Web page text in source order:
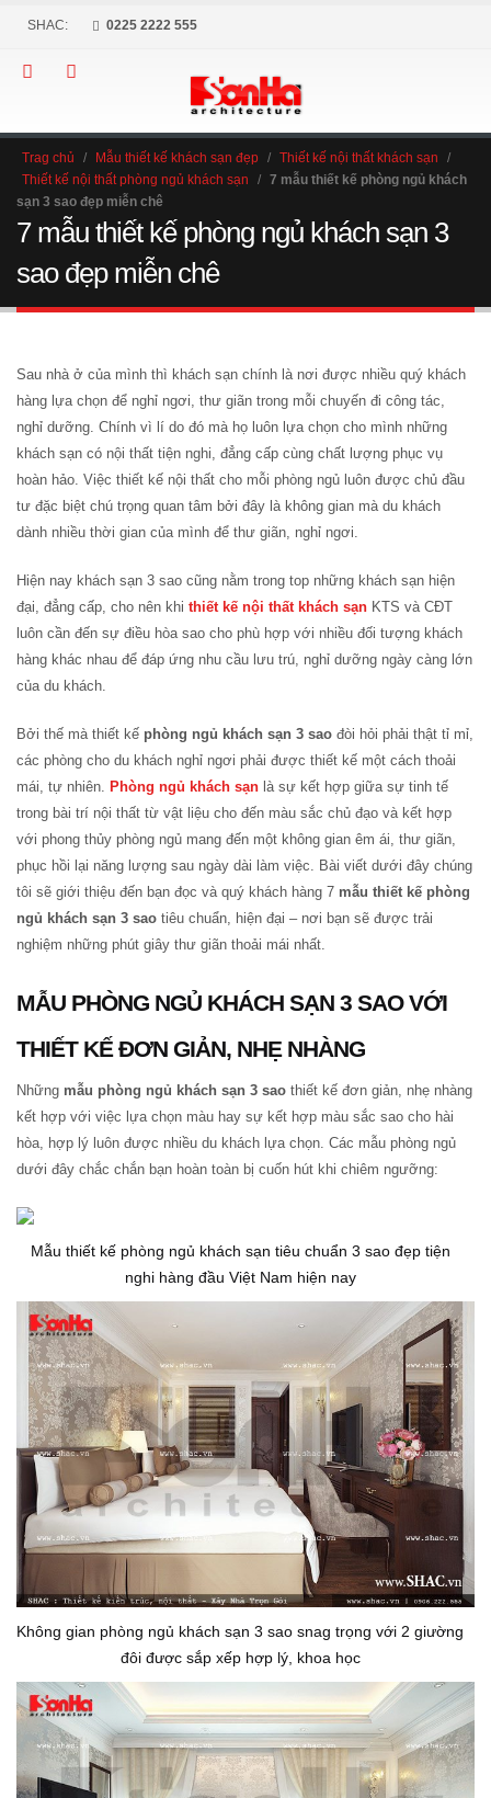
SHAC: 0225 2222 555
Trag chủ / Mẫu thiết kế khách sạn đẹp / Thiết kế nội thất khách sạn
/
Thiết kế nội thất phòng ngủ khách sạn
/ 7 mẫu thiết kế phòng ngủ khách
sạn 3 sao đẹp miễn chê
7 mẫu thiết kế phòng ngủ khách sạn 3
sao đẹp miễn chê
Sau nhà ở của mình thì khách sạn chính là nơi được nhiều quý khách
hàng lựa chọn để nghỉ ngơi, thư giãn trong mỗi chuyến đi công tác,
nghỉ dưỡng. Chính vì lí do đó mà họ luôn lựa chọn cho mình những
khách sạn có nội thất tiện nghi, đẳng cấp cùng chất lượng phục vụ
hoàn hảo. Việc thiết kế nội thất cho mỗi phòng ngủ luôn được chủ đầu
tư đặc biệt chú trọng quan tâm bởi đây là không gian mà du khách
dành nhiều thời gian của mình để thư giãn, nghỉ ngơi.
Hiện nay khách sạn 3 sao cũng nằm trong top những khách sạn hiện
đại, đẳng cấp, cho nên khi thiết kế nội thất khách sạn KTS và CĐT
luôn cần đến sự điều hòa sao cho phù hợp với nhiều đối tượng khách
hàng khác nhau để đáp ứng nhu cầu lưu trú, nghỉ dưỡng ngày càng lớn
của du khách.
Bởi thế mà thiết kế phòng ngủ khách sạn 3 sao đòi hỏi phải thật tỉ mỉ,
các phòng cho du khách nghỉ ngơi phải được thiết kế một cách thoải
mái, tự nhiên.
Phòng ngủ khách sạn là sự kết hợp giữa sự tinh tế
trong bài trí nội thất từ vật liệu cho đến màu sắc chủ đạo và kết hợp
với phong thủy phòng ngủ mang đến một không gian êm ái, thư giãn,
phục hồi lại năng lượng sau ngày dài làm việc. Bài viết dưới đây chúng
tôi sẽ giới thiệu đến bạn đọc và quý khách hàng 7 mẫu thiết kế phòng
ngủ khách sạn 3 sao tiêu chuẩn, hiện đại – nơi bạn sẽ được trải
nghiệm những phút giây thư giãn thoải mái nhất.
MẪU PHÒNG NGỦ KHÁCH SẠN 3 SAO VỚI
THIẾT KẾ ĐƠN GIẢN, NHẸ NHÀNG
Những mẫu phòng ngủ khách sạn 3 sao thiết kế đơn giản, nhẹ nhàng
kết hợp với việc lựa chọn màu hay sự kết hợp màu sắc sao cho hài
hòa, hợp lý luôn được nhiều du khách lựa chọn. Các mẫu phòng ngủ
dưới đây chắc chắn bạn hoàn toàn bị cuốn hút khi chiêm ngưỡng:
Mẫu thiết kế phòng ngủ khách sạn tiêu chuẩn 3 sao đẹp tiện
nghi hàng đầu Việt Nam hiện nay
Không gian phòng ngủ khách sạn 3 sao snag trọng với 2 giường
đôi được sắp xếp hợp lý, khoa học